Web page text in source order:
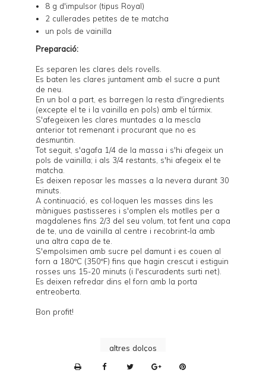
8 g d'impulsor (tipus Royal)
2 cullerades petites dete matcha
un pols de vainilla
Preparació:
Es separen les clares dels rovells.
Es baten les clares juntament amb el sucre a punt
de neu.
En un bol a part, es barregen la resta d'ingredients
(excepte el te i la vainilla en pols) amb el túrmix.
S'afegeixen les clares muntades a la mescla
anterior tot remenant i procurant que no es
desmuntin.
Tot seguit, s'agafa 1/4 de la massa i s'hi afegeix un
pols de vainilla; i als 3/4 restants, s'hi afegeix el te
matcha.
Es deixen reposar les masses a la nevera durant 30
minuts.
A continuació, es col·loquen les masses dins les
mànigues pastisseres i s'omplen els motlles per a
magdalenes fins 2/3 del seu volum, tot fent una capa
de te, una de vainilla al centre i recobrint-la amb
una altra capa de te.
S'empolsimen amb sucre pel damunt i es couen al
forn a 180ºC (350ºF) fins que hagin crescut i estiguin
rosses uns 15-20 minuts (i l'escuradents surti net).
Es deixen refredar dins el forn amb la porta
entreoberta.
Bon profit!
altres dolços